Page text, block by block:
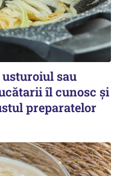
sau
îl cunosc și
preparatelor